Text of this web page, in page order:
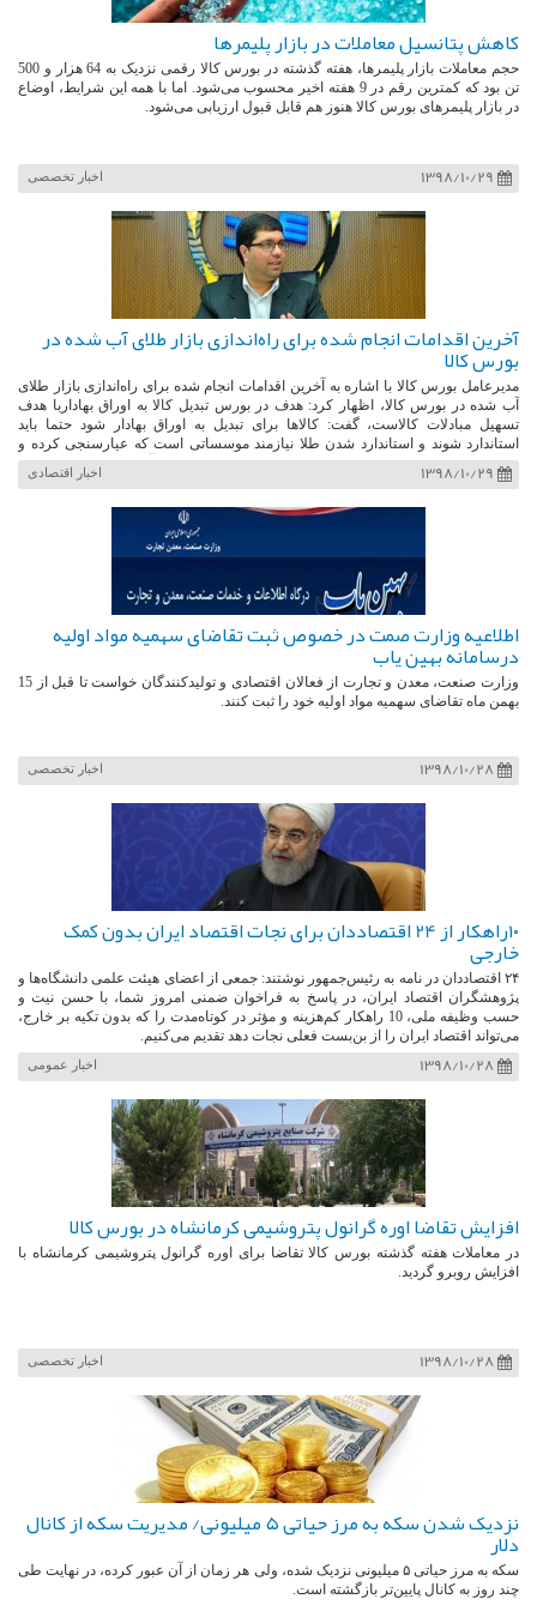
کاهش پتانسیل معاملات در بازار پلیمرها
حجم معاملات بازار پلیمرها، هفته گذشته در بورس کالا رقمی نزدیک به 64 هزار و 500
تن بود که کمترین رقم در 9 هفته اخیر محسوب می‌شود. اما با همه این شرایط، اوضاع
در بازار پلیمرهای بورس کالا هنوز هم قابل قبول ارزیابی می‌شود.
1398/10/29 اخبار تخصصی
آخرین اقدامات انجام شده برای راه‌اندازی بازار طلای آب شده در
بورس کالا
مدیرعامل بورس کالا با اشاره به آخرین اقدامات انجام شده برای راه‌اندازی بازار طلای
آب شده در بورس کالا، اظهار کرد: هدف در بورس تبدیل کالا به اوراق بهاداربا هدف
تسهیل مبادلات کالاست، گفت: کالاها برای تبدیل به اوراق بهادار شود حتما باید
استاندارد شوند و استاندارد شدن طلا نیازمند موسساتی است که عیارسنجی کرده و
اعلام کنند طلا با فلان عیار می‌تواند در انبار بانک ذخیره و گواهی آن صادر شود.
1398/10/29 اخبار اقتصادی
اطلاعیه وزارت صمت در خصوص ثبت تقاضای سهمیه مواد اولیه
درسامانه بهین یاب
وزارت صنعت، معدن و تجارت از فعالان اقتصادی و تولیدکنندگان خواست تا قبل از 15
بهمن ماه تقاضای سهمیه مواد اولیه خود را ثبت کنند.
1398/10/28 اخبار تخصصی
۱۰راهکار از 24 اقتصاددان برای نجات اقتصاد ایران بدون کمک
خارجی
۲۴ اقتصاددان در نامه به رئیس‌جمهور نوشتند: جمعی از اعضای هیئت علمی دانشگاه‌ها و
پژوهشگران اقتصاد ایران، در پاسخ به فراخوان ضمنی امروز شما، با حسن نیت و
حسب وظیفه ملی، 10 راهکار کم‌هزینه و مؤثر در کوتاه‌مدت را که بدون تکیه بر خارج،
می‌تواند اقتصاد ایران را از بن‌بست فعلی نجات دهد تقدیم می‌کنیم.
1398/10/28 اخبار عمومی
افزایش تقاضا اوره گرانول پتروشیمی کرمانشاه در بورس کالا
در معاملات هفته گذشته بورس کالا تقاضا برای اوره گرانول پتروشیمی کرمانشاه با
افزایش روبرو گردید.
1398/10/28 اخبار تخصصی
نزدیک شدن سکه به مرز حیاتی ۵ میلیونی/ مدیریت سکه از کانال
دلار
سکه به مرز حیاتی ۵ میلیونی نزدیک شده، ولی هر زمان از آن عبور کرده، در نهایت طی
چند روز به کانال پایین‌تر بازگشته است.